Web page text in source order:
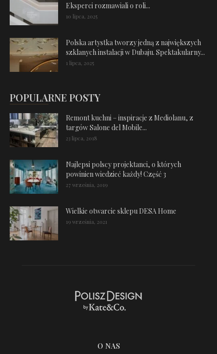
Eksperci rozmawiali o roli...
10 lipca, 2025
Polska artystka tworzy jedną z największych
szklanych instalacji w Dubaju. Spektakularny...
1 lipca, 2025
POPULARNE POSTY
Remont kuchni – inspiracje z Mediolanu, z
targów Salone del Mobile...
23 lipca, 2018
Najlepsi polscy projektanci, o których
powinien wiedzieć każdy! Część 3
27 września, 2019
Wielkie otwarcie sklepu DESA Home
19 września, 2021
O NAS